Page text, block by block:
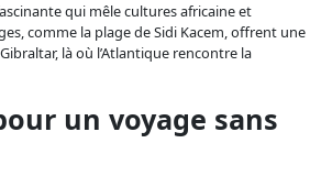
qui mêle cultures africaine et
comme la plage de Sidi Kacem, offrent une
là où l’Atlantique rencontre la
un voyage sans